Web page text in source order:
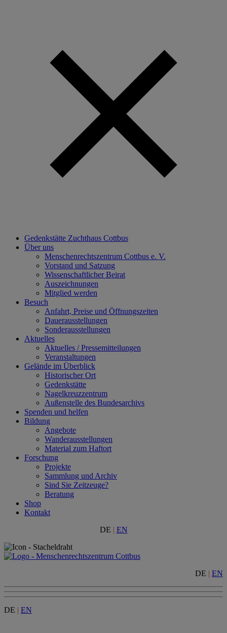
Gedenkstätte Zuchthaus Cottbus
Über uns
Menschenrechtszentrum Cottbus e. V.
Vorstand und Satzung
Wissenschaftlicher Beirat
Auszeichnungen
Mitglied werden
Besuch
Anfahrt, Preise und Öffnungszeiten
Dauerausstellungen
Sonderausstellungen
Aktuelles
Aktuelles / Pressemitteilungen
Veranstaltungen
Gelände im Überblick
Historischer Ort
Gedenkstätte
Nagelkreuzzentrum
Außenstelle des Bundesarchivs
Spenden und helfen
Bildung
Angebote
Wanderausstellungen
Material zum Haftort
Forschung
Projekte
Sammlung und Archiv
Sind Sie Zeitzeuge?
Beratung
Shop
Kontakt
DE | EN
DE | EN
DE | EN